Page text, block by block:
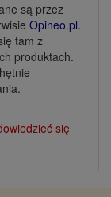
są przez
Opineo.pl.
tam z
produktach.
się